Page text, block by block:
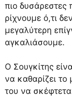
πιο δυσάρεστες
ρίχνουμε ό,τι
μεγαλύτερη
αγκαλιάσουμε.
Ο Σουγκίτης
να καθαρίζει
του να